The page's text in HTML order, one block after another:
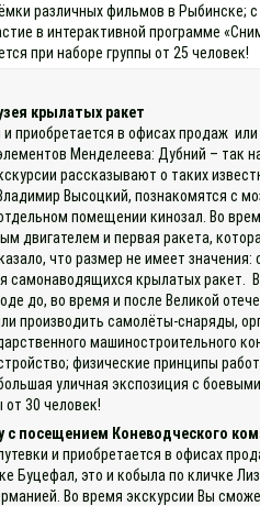
различных фильмов в
в интерактивной программе
при наборе группы от 25 человек!
крылатых ракет
приобретается в офисах продаж
Менделеева: Дубний – так
рассказывают о таких
Высоцкий, познакомятся с
помещении кинозал. Во
двигателем и первая ракета,
что размер не имеет
крылатых ракет.
до, во время и после Великой
производить самолёты-снаряды,
машиностроительного
физические принципы
уличная экспозиция с
от 30 человек!
с посещением Коневодческого
и приобретается в офисах
Буцефал, это и кобыла по кличке
Во время экскурсии Вы